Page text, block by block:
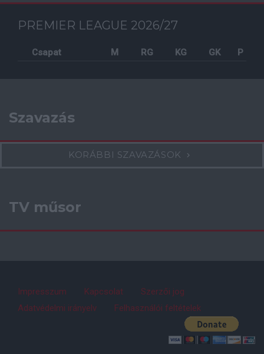
PREMIER LEAGUE 2026/27
Csapat M RG KG GK P
Szavazás
KORÁBBI SZAVAZÁSOK
TV műsor
Impresszum Kapcsolat
Szerzői jog
Adatvédelmi irányelv
Felhasználói feltételek